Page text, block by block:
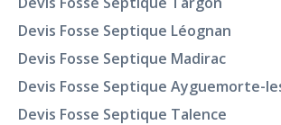
Devis Fosse Septique Léognan
Devis Fosse Septique Madirac
Devis Fosse Septique Ayguemorte-
Devis Fosse Septique Talence